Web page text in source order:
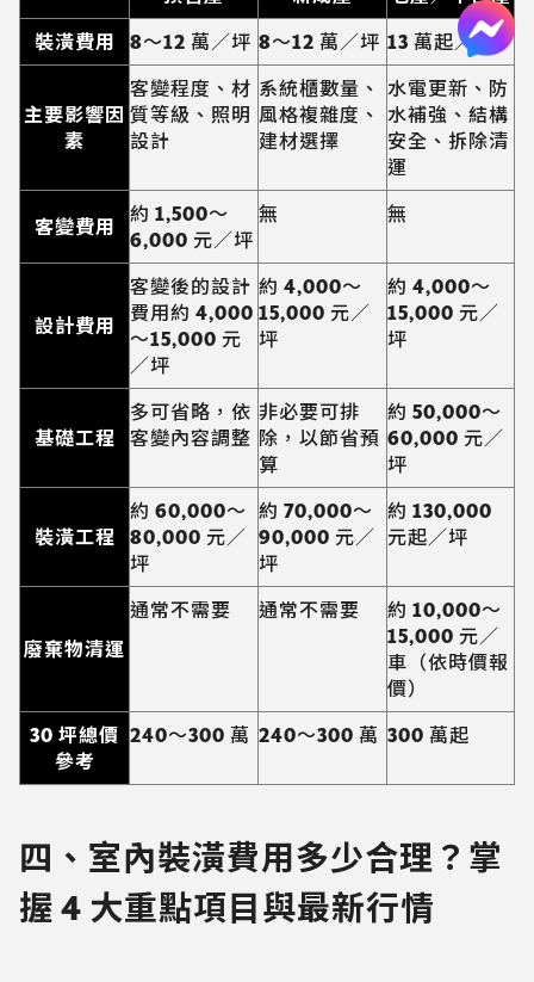
裝潢費用
8～12 萬／坪 8～12 萬／坪 13 萬起／坪
主要影響因
素
客變程度、材
質等級、照明
設計
系統櫃數量、
風格複雜度、
建材選擇
水電更新、防
水補強、結構
安全、拆除清
運
客變費用
約 1,500～
6,000 元／坪
無 無
設計費用
客變後的設計
費用約 4,000
～15,000 元
／坪
約 4,000～
15,000 元／
坪
約 4,000～
15,000 元／
坪
基礎工程
多可省略，依
客變內容調整
非必要可排
除，以節省預
算
約 50,000～
60,000 元／
坪
裝潢工程
約 60,000～
80,000 元／
坪
約 70,000～
90,000 元／
坪
約 130,000
元起／坪
廢棄物清運
通常不需要 通常不需要
約 10,000～
15,000 元／
車（依時價報
價）
30 坪總價
參考
240～300 萬 240～300 萬 300 萬起
四、室內裝潢費用多少合理？掌
握 4 大重點項目與最新行情